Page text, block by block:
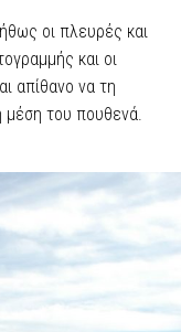
οι πλευρές και
και οι
απίθανο να τη
του πουθενά.